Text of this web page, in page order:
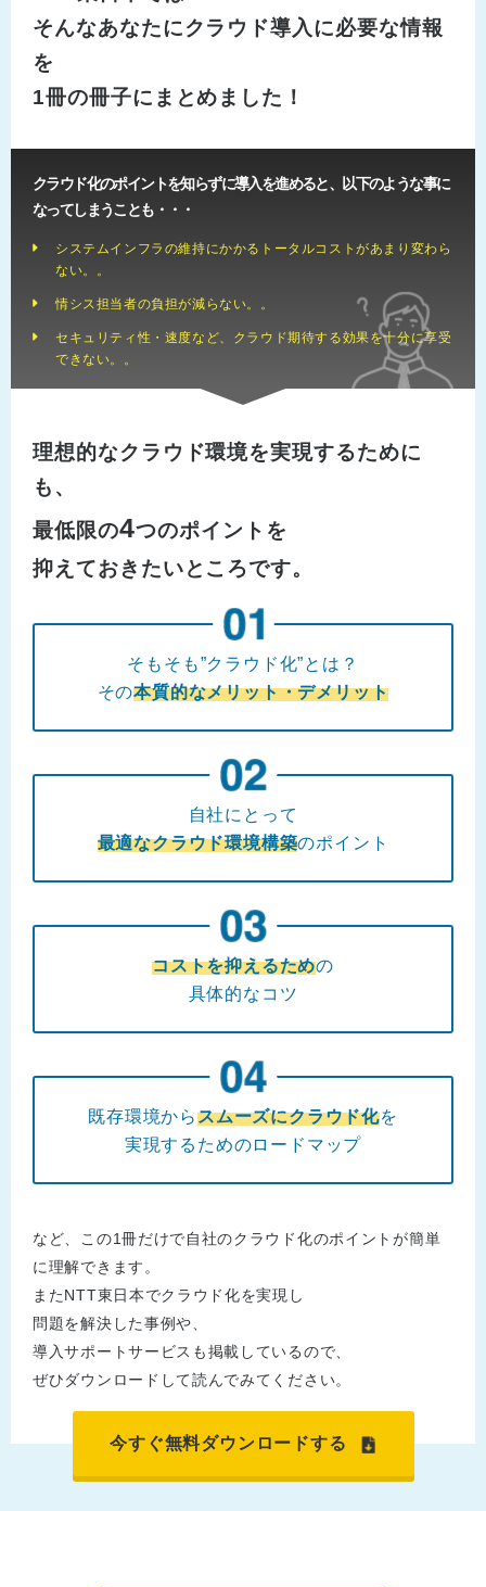
そんなあなたにクラウド導入に必要な情報
を
1冊の冊子にまとめました！
クラウド化のポイントを知らずに導入を進めると、以下のような事に
なってしまうことも・・・
システムインフラの維持にかかるトータルコストがあまり変わら
ない。。
情シス担当者の負担が減らない。。
セキュリティ性・速度など、クラウド期待する効果を十分に享受
できない。。
理想的なクラウド環境を実現するために
も、
最低限の4つのポイントを
抑えておきたいところです。
そもそも”クラウド化”とは？
その本質的なメリット・デメリット
自社にとって
最適なクラウド環境構築のポイント
コストを抑えるための
具体的なコツ
既存環境からスムーズにクラウド化を
実現するためのロードマップ
など、この1冊だけで自社のクラウド化のポイントが簡単
に理解できます。
またNTT東日本でクラウド化を実現し
問題を解決した事例や、
導入サポートサービスも掲載しているので、
ぜひダウンロードして読んでみてください。
今すぐ無料ダウンロードする